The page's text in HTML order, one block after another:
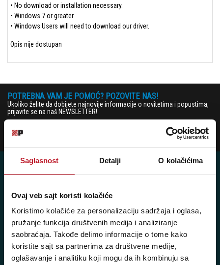
Saglasnost Detalji O kolačićima
Ovaj veb sajt koristi kolačiće
Koristimo kolačiće za personalizaciju sadržaja i oglasa,
pružanje funkcija društvenih medija i analiziranje
saobraćaja. Takođe delimo informacije o tome kako
koristite sajt sa partnerima za društvene medije,
oglašavanje i analitiku koji mogu da ih kombinuju sa
• No download or installation necessary.
• Windows 7 or greater
• Windows Users will need to download our driver.
Opis nije dostupan
POTREBNA VAM JE POMOĆ? POZOVITE NAS!
Ukoliko želite da dobijete najnovije informacije o novitetima i popustima,
prijavite se na naš NEWSLETTER!
Prijavi
Posetite nas: Svetogorska 9,
11103 Beograd, Srbija
Pišite nam: info@player.rs
Pozovite nas: +381 11 33-47-615
Sms/Viber/WhatsApp